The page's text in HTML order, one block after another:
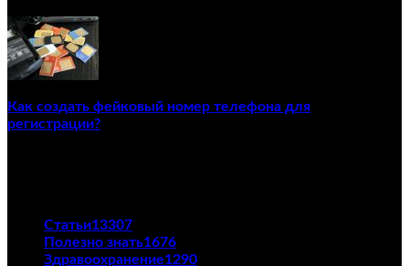
Как создать фейковый номер телефона для
регистрации?
Статьи13307
Полезно знать1676
Здравоохранение1290